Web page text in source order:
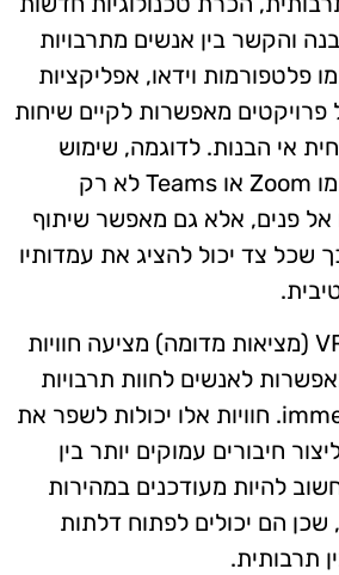
והקשר בין אנשים מתרבויות
פלטפורמות וידאו, אפליקציות
פרויקטים מאפשרות לקיים שיחות
אי הבנות. לדוגמה, שימוש
באפליקציות וידאו כמו Zoom או Teams לא רק
פנים, אלא גם מאפשר שיתוף
שכל צד יכול להציג את עמדותיו
כמו כן, טכנולוגיית VR (מציאות מדומה) מציעה חוויות
לאנשים לחוות תרבויות
שונות בצורה immersive. חוויות אלו יכולות לשפר את
חיבורים עמוקים יותר בין
להיות מעודכנים במהירות
שכן הם יכולים לפתוח דלתות
תרבותית.